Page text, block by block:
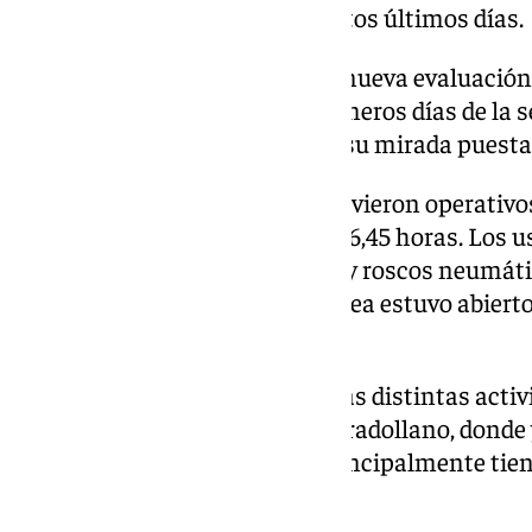
han venido manteniendo en estos últimos días.
Esta oferta se mantiene hasta nueva
condiciones de nieve en los primeros días de la
empresarios y usuarios tienen su mirada
Los dos medios mecánicos estuvieron
invierno, desde las 09,00 a las 16,45 horas.
una zona de nieve para trineos y roscos
Borreguiles. También en esta área estuvo
Asimismo, estuvieron operativas distintas
Blanco, en la urbanización de Pradollano,
«buen número» de negocios, principalmente